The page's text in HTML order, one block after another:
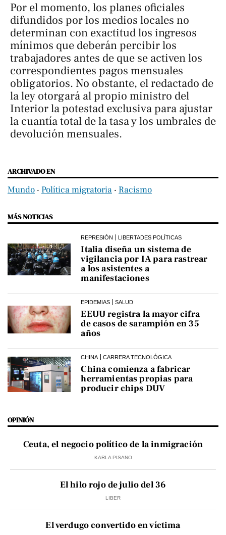
Por el momento, los planes oficiales
difundidos por los medios locales no
determinan con exactitud los ingresos
mínimos que deberán percibir los
trabajadores antes de que se activen los
correspondientes pagos mensuales
obligatorios. No obstante, el redactado de
la ley otorgará al propio ministro del
Interior la potestad exclusiva para ajustar
la cuantía total de la tasa y los umbrales de
devolución mensuales.
ARCHIVADO EN
Mundo ‧ Política migratoria ‧ Racismo
MÁS NOTICIAS
REPRESIÓN LIBERTADES POLÍTICAS
Italia diseña un sistema de
vigilancia por IA para rastrear
a los asistentes a
manifestaciones
EPIDEMIAS SALUD
EEUU registra la mayor cifra
de casos de sarampión en 35
años
CHINA CARRERA TECNOLÓGICA
China comienza a fabricar
herramientas propias para
producir chips DUV
OPINIÓN
Ceuta, el negocio político de la inmigración
KARLA PISANO
El hilo rojo de julio del 36
LIBER
El verdugo convertido en víctima